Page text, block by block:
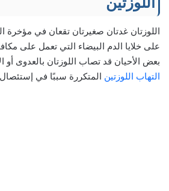
اللوزتان غدتان صغيرتان تقعان في مؤخرة
على خلايا الدم البيضاء التي تعمل على
بعض الأحيان قد تصاب اللوزتان بالعدوى أو
التهاب اللوزتين المتكررة سببًا في إستئصال